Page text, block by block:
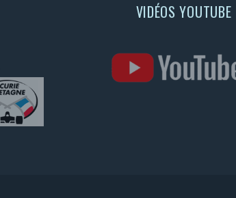
VIDÉOS YOUTUBE